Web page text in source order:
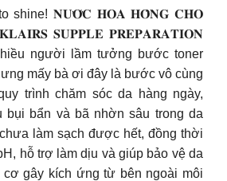
to shine! 𝐍𝐔̛𝐎̛́𝐂 𝐇𝐎𝐀 𝐇𝐎̂̀𝐍𝐆 𝐂𝐇𝐎
𝐒𝐔𝐏𝐏𝐋𝐄 𝐏𝐑𝐄𝐏𝐀𝐑𝐀𝐓𝐈𝐎𝐍
người lầm tưởng bước toner
mấy bà ơi đây là bước vô cùng
trình chăm sóc da hàng ngày,
bụi bẩn và bã nhờn sâu trong da
làm sạch được hết, đồng thời
hỗ trợ làm dịu và giúp bảo vệ da
gây kích ứng từ bên ngoài môi